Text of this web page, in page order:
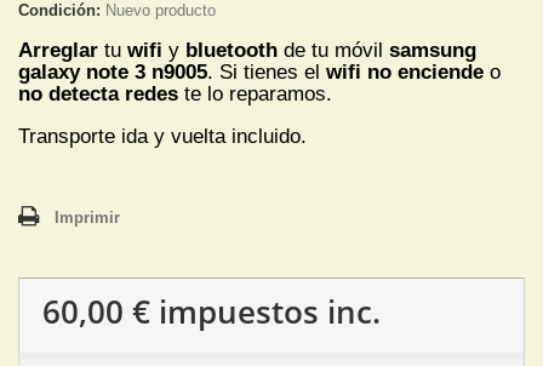
Condición: Nuevo producto
Arreglar tu wifi y bluetooth de tu móvil samsung
galaxy note 3 n9005. Si tienes el wifi no enciende o
no detecta redes te lo reparamos.
Transporte ida y vuelta incluido.
Imprimir
60,00 € impuestos inc.